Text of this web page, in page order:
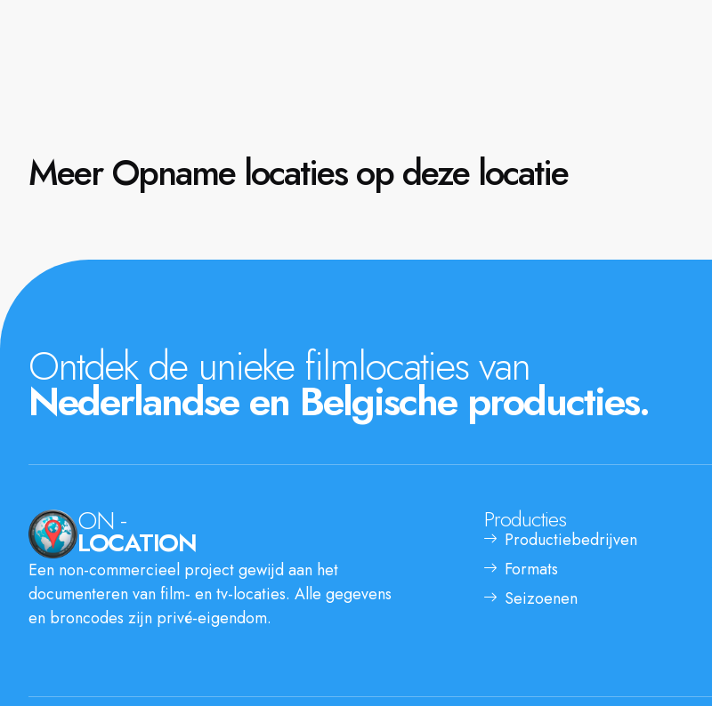
Meer Opname locaties op deze locatie
Ontdek de unieke filmlocaties van
Nederlandse en Belgische producties.
ON -
LOCATION
Een non-commercieel project gewijd aan het
documenteren van film- en tv-locaties. Alle gegevens
en broncodes zijn privé-eigendom.
Producties
Productiebedrijven
Formats
Seizoenen